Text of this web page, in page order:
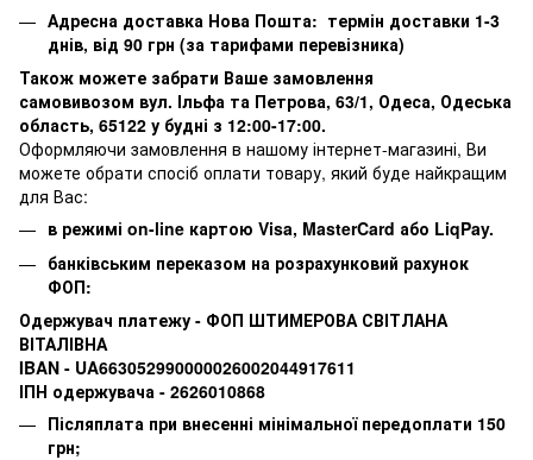
Адресна доставка Нова Пошта: термін доставки 1-3
днів, від 90 грн (за тарифами перевізника)
Також можете забрати Ваше замовлення
самовивозом вул. Ільфа та Петрова, 63/1, Одеса, Одеська
область, 65122 у будні з 12:00-17:00.
Оформляючи замовлення в нашому інтернет-магазині, Ви
можете обрати спосіб оплати товару, який буде найкращим
для Вас:
в режимі on-line картою Visa, MasterCard або LiqPay.
банківським переказом на розрахунковий рахунок
ФОП:
Одержувач платежу - ФОП ШТИМЕРОВА СВІТЛАНА
ВІТАЛІВНА
IBAN - UA663052990000026002044917611
ІПН одержувача - 2626010868
Післяплата при внесенні мінімальної передоплати 150
грн;